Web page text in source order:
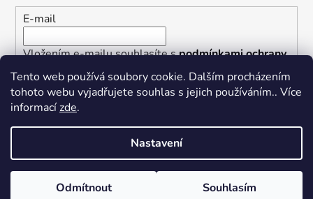
Tento web používá soubory cookie. Dalším procházením
tohoto webu vyjadřujete souhlas s jejich používáním.. Více
informacízde.
Nastavení
Odmítnout Souhlasím
E-mail
Vložením e-mailu souhlasíte spodmínkami ochrany
osobních údajů
PŘIHLÁSIT SE
Vytvořil Shoptet
Copyright 2026
. Všechna práva